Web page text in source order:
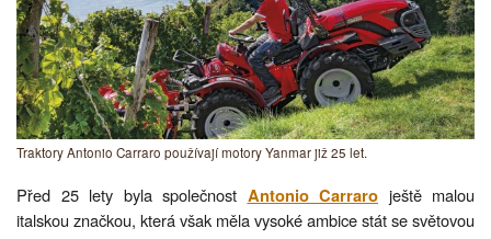
Traktory Antonio Carraro používají motory Yanmar již 25 let.
Před 25 lety byla společnost Antonio Carraro ještě malou
italskou značkou, která však měla vysoké ambice stát se světovou